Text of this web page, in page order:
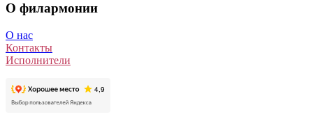
О филармонии
О нас
Контакты
Исполнители